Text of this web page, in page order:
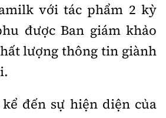
với tác phẩm 2 kỳ
được Ban giám khảo
lượng thông tin giành
đến sự hiện diện của